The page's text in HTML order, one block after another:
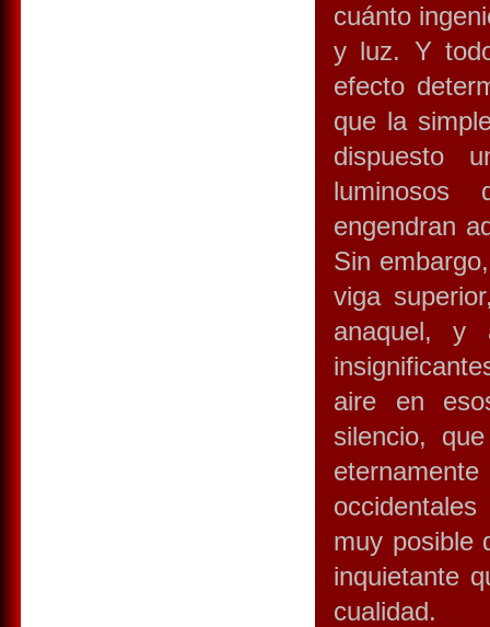
cuánto
y luz. Y
efecto
que la
dispuesto
luminosos
engendran
Sin
viga
anaquel, y
aire en
silencio,
muy posible
inquietante
cualidad.